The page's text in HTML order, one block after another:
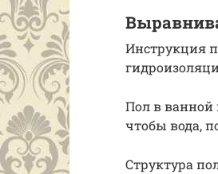
Инструкция
Пол в ванной
чтобы вода,
Структура